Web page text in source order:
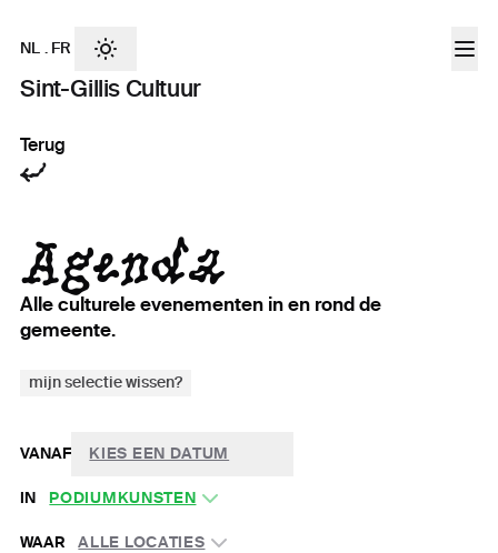
Sint-Gillis Cultuur
NL . FR
Terug
Agenda
Alle culturele evenementen in en rond de
gemeente.
VANAF KIES EEN DATUM
IN PODIUMKUNSTEN
WAAR ALLE LOCATIES
mijn selectie wissen?